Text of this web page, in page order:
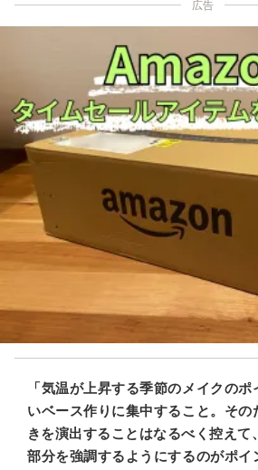
広告
「気温が上昇する季節のメイクのポ
いベース作りに集中すること。その
きを演出することはなるべく控えて
部分を強調するようにするのがポイ